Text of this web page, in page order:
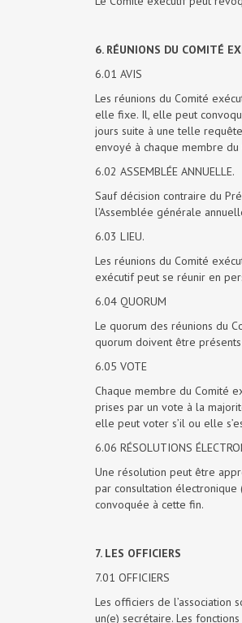
6. RÉUNIONS DU COMITÉ
6.01 AVIS
Les réunions du Comité
elle fixe. Il, elle peut
jours suite à une telle
envoyé à chaque membre
6.02 ASSEMBLÉE ANNUELLE.
Sauf décision contraire du
l’Assemblée générale
6.03 LIEU.
Les réunions du Comité
exécutif peut se réunir en
6.04 QUORUM
Le quorum des réunions du
quorum doivent être
6.05 VOTE
Chaque membre du Comité
prises par un vote à la
elle peut voter s’il ou elle
6.06 RÉSOLUTIONS
Une résolution peut être
par consultation
convoquée à cette fin.
7. LES OFFICIERS
7.01 OFFICIERS
Les officiers de l’association
un(e) secrétaire. Les